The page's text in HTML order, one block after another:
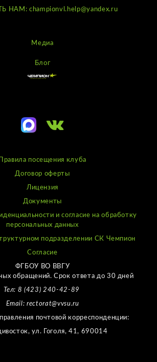
НАМ: championvl.help@yandex.ru
Медиа
Блог
Правила посещения клуба
Договор оферты
Лицензия
Документы
и согласие на обработку
персональных данных
подразделении СК Чемпион
Согласие
ФГБОУ ВО ВВГУ
обращений. Срок ответа до 30 дней
Тел: 8 (423) 240-42-89
Email: rectorat@vvsu.ru
почтовой корреспонденции:
ул. Гоголя, 41, 690014